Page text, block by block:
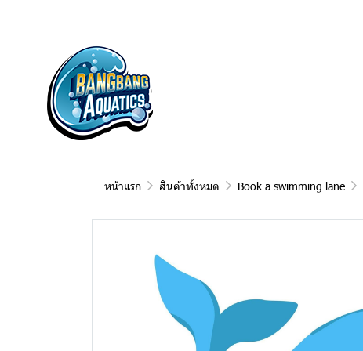
หน้าแรก สินค้าทั้งหมด Book a swimming lane